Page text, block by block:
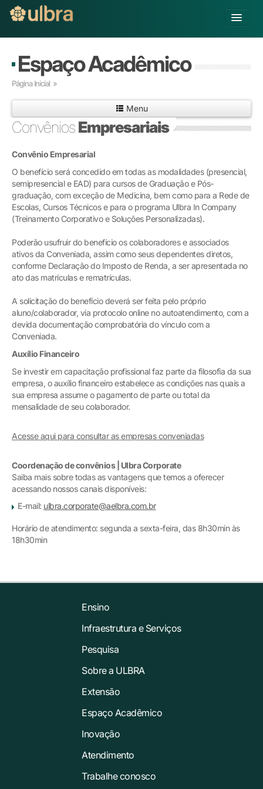
Buscar
Matricule-se
Graduação
Pós-graduação
Educação a Distância
Pesquisa
Extensão
Inovação
Sobre a ULBRA
Espaço Acadêmico
Página Inicial »
Menu
ConvêniosEmpresariais
Convênio Empresarial
O benefício será concedido em todas as modalidades (presencial,
semipresencial e EAD) para cursos de Graduação e Pós-
graduação, com exceção de Medicina, bem como para a Rede de
Escolas, Cursos Técnicos e para o programa Ulbra In Company
(Treinamento Corporativo e Soluções Personalizadas).
Poderão usufruir do benefício os colaboradores e associados
ativos da Conveniada, assim como seus dependentes diretos,
conforme Declaração do Imposto de Renda, a ser apresentada no
ato das matrículas e rematrículas.
A solicitação do benefício deverá ser feita pelo próprio
aluno/colaborador, via protocolo online no autoatendimento, com a
devida documentação comprobatória do vínculo com a
Conveniada.
Auxílio Financeiro
Se investir em capacitação profissional faz parte da filosofia da sua
empresa, o auxílio financeiro estabelece as condições nas quais a
sua empresa assume o pagamento de parte ou total da
mensalidade de seu colaborador.
Acesse aqui para consultar as empresas conveniadas
Coordenação de convênios | Ulbra Corporate
Saiba mais sobre todas as vantagens que temos a oferecer
acessando nossos canais disponíveis:
E-mail: ulbra.corporate@aelbra.com.br
Horário de atendimento: segunda a sexta-feira, das 8h30min às
18h30min
Ensino
Infraestrutura e Serviços
Pesquisa
Sobre a ULBRA
Extensão
Espaço Acadêmico
Inovação
Atendimento
Trabalhe conosco